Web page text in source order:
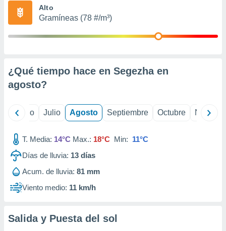
publicidad
1199
Alto
Gramíneas (78 #/m³)
¿Qué tiempo hace en Segezha en
agosto?
Junio Julio Agosto Septiembre Octubre
T. Media: 14°C Max.: 18°C Min: 11°C
Días de lluvia: 13 días
Acum. de lluvia: 81 mm
Viento medio: 11 km/h
Salida y Puesta del sol